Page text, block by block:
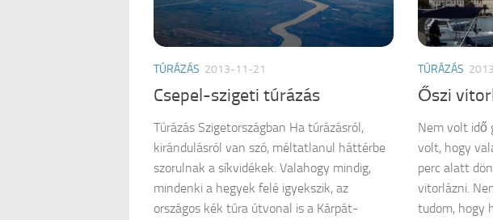
TÚRÁZÁS 2013-11-21
Csepel-szigeti túrázás
Túrázás Szigetországban Ha túrázásról,
kirándulásról van szó, méltatlanul háttérbe
szorulnak a síkvidékek. Valahogy mindig,
mindenki a hegyek felé igyekszik, az
országos kék túra útvonal is a Kárpát-
TÚRÁZÁS
Őszi
Nem volt idő
volt, hogy
perc alatt
vitorlázni.
tudom, hogy